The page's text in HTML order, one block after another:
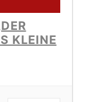
KLEINE